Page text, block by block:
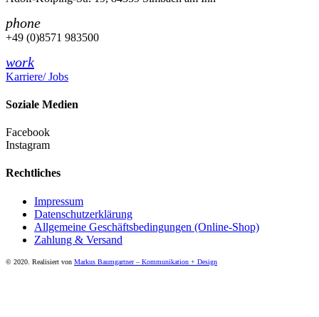
phone
+49 (0)8571 983500
work
Karriere/ Jobs
Soziale Medien
Facebook
Instagram
Rechtliches
Impressum
Datenschutzerklärung
Allgemeine Geschäftsbedingungen (Online-Shop)
Zahlung & Versand
© 2020. Realisiert von Markus Baumgartner – Kommunikation + Design